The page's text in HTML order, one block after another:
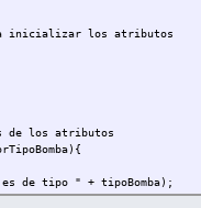
inicializar los atributos
de los atributos
tipo " + tipoBomba);